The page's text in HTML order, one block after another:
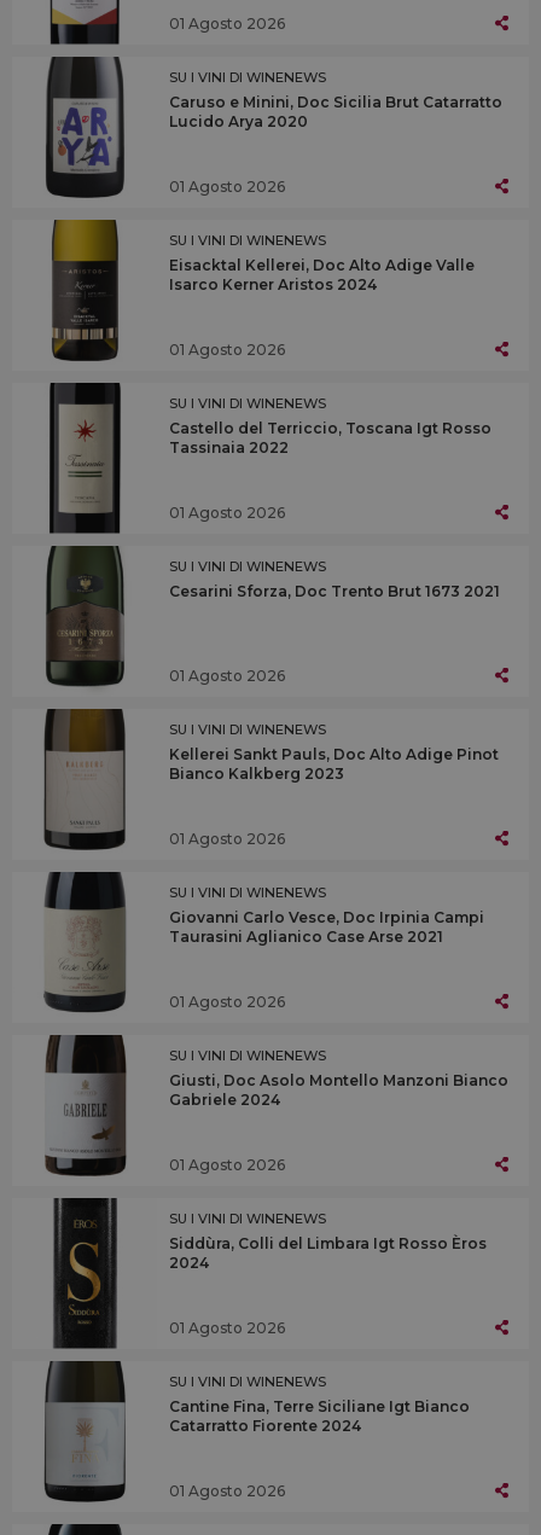
01 Agosto 2026
SU I VINI DI WINENEWS
Caruso e Minini, Doc Sicilia Brut Catarratto
Lucido Arya 2020
01 Agosto 2026
SU I VINI DI WINENEWS
Eisacktal Kellerei, Doc Alto Adige Valle
Isarco Kerner Aristos 2024
01 Agosto 2026
SU I VINI DI WINENEWS
Castello del Terriccio, Toscana Igt Rosso
Tassinaia 2022
01 Agosto 2026
SU I VINI DI WINENEWS
Cesarini Sforza, Doc Trento Brut 1673 2021
01 Agosto 2026
SU I VINI DI WINENEWS
Kellerei Sankt Pauls, Doc Alto Adige Pinot
Bianco Kalkberg 2023
01 Agosto 2026
SU I VINI DI WINENEWS
Giovanni Carlo Vesce, Doc Irpinia Campi
Taurasini Aglianico Case Arse 2021
01 Agosto 2026
SU I VINI DI WINENEWS
Giusti, Doc Asolo Montello Manzoni Bianco
Gabriele 2024
01 Agosto 2026
SU I VINI DI WINENEWS
Siddùra, Colli del Limbara Igt Rosso Èros
2024
01 Agosto 2026
SU I VINI DI WINENEWS
Cantine Fina, Terre Siciliane Igt Bianco
Catarratto Fiorente 2024
01 Agosto 2026